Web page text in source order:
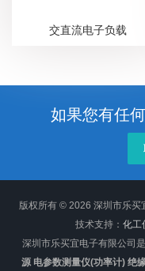
交直流电子负载
如果您有任
版权所有 © 2026 深圳市乐买
技术支持： 化工
深圳市乐买宜电子有限公司
源 电参数测量仪(功率计) 绝